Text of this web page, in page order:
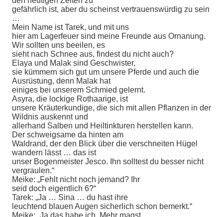
gefährlich ist, aber du scheinst vertrauenswürdig zu sein
…
Mein Name ist Tarek, und mit uns
hier am Lagerfeuer sind meine Freunde aus Ornanung.
Wir sollten uns beeilen, es
sieht nach Schnee aus, findest du nicht auch?
Elaya und Malak sind Geschwister,
sie kümmern sich gut um unsere Pferde und auch die
Ausrüstung, denn Malak hat
einiges bei unserem Schmied gelernt.
Asyra, die lockige Rothaarige, ist
unsere Kräuterkundige, die sich mit allen Pflanzen in der
Wildnis auskennt und
allerhand Salben und Heiltinkturen herstellen kann.
Der schweigsame da hinten am
Waldrand, der den Blick über die verschneiten Hügel
wandern lässt … das ist
unser Bogenmeister Jesco. Ihn solltest du besser nicht
vergraulen.“
Meike: „Fehlt nicht noch jemand? Ihr
seid doch eigentlich 6?“
Tarek: „Ja … Sina … du hast ihre
leuchtend blauen Augen sicherlich schon bemerkt.“
Meike: „Ja das habe ich. Mehr magst